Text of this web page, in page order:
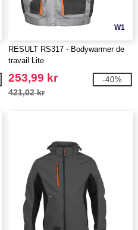
W1
RESULT RS317 - Bodywarmer de
travail Lite
253,99 kr
421,02 kr
-40%